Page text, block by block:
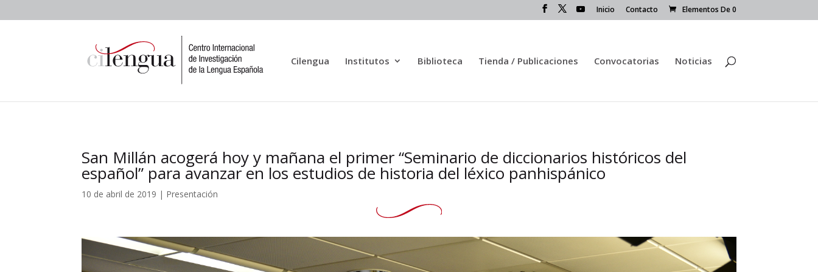
Inicio Contacto Elementos De 0
Cilengua Institutos Biblioteca Tienda / Publicaciones Convocatorias Noticias
San Millán acogerá hoy y mañana el primer “Seminario de diccionarios históricos del
español” para avanzar en los estudios de historia del léxico panhispánico
10 de abril de 2019 | Presentación